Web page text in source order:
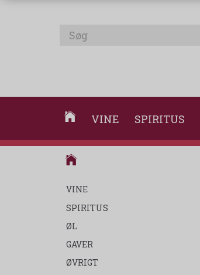
VINE SPIRITUS
VINE
SPIRITUS
ØL
GAVER
ØVRIGT